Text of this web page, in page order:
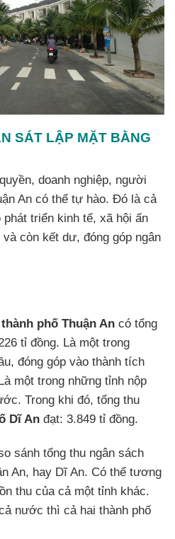
SÁT LẬP MẶT BẰNG
doanh nghiệp, người
An có thể tự hào. Đó là cả
triển kinh tế, xã hội ấn
còn kết dư, đóng góp ngân
thành phố Thuận An có tổng
tỉ đồng. Là một trong
đóng góp vào thành tích
một trong những tỉnh nộp
Trong khi đó, tổng thu
Dĩ An đạt: 3.849 tỉ đồng.
sánh tổng thu ngân sách
An, hay Dĩ An. Có thể tương
thu của cả một tỉnh khác.
nước thì cả hai thành phố